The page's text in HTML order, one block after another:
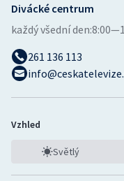
Divácké centrum
každý všední den:
261 136 113
Vzhled
Světlý